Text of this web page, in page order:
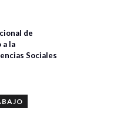
de
a la
Sociales